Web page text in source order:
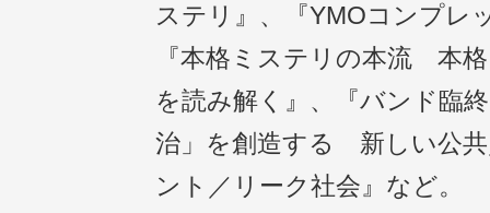
ステリ』、『YMOコンプレ
『本格ミステリの本流 本
を読み解く』、『バンド臨
治」を創造する 新しい公
ント／リーク社会』など。